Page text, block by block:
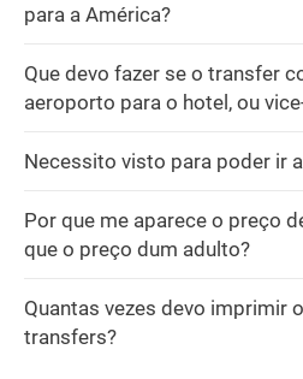
para a América?
Que devo fazer se o transfer
aeroporto para o hotel, ou
Necessito visto para poder ir
Por que me aparece o preço
que o preço dum adulto?
Quantas vezes devo imprimir
transfers?